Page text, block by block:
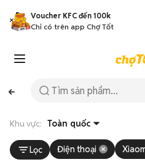
Voucher KFC đến 100k
Chỉ có trên app Chợ Tốt
Khu vực: Toàn quốc
Lọc Điện thoại